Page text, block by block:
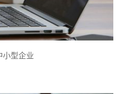
小型企业